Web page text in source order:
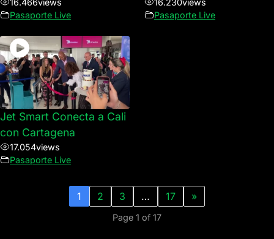
Pasaporte Live
Pasaporte Live
Jet Smart Conecta a Cali
con Cartagena
17.054views
Pasaporte Live
1 2 3 … 17 »
Page 1 of 17